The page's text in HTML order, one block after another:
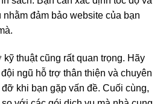
đảm bảo website của bạn
thuật cũng rất quan trọng. Hãy
ngũ hỗ trợ thân thiện và chuyên
khi bạn gặp vấn đề. Cuối cùng,